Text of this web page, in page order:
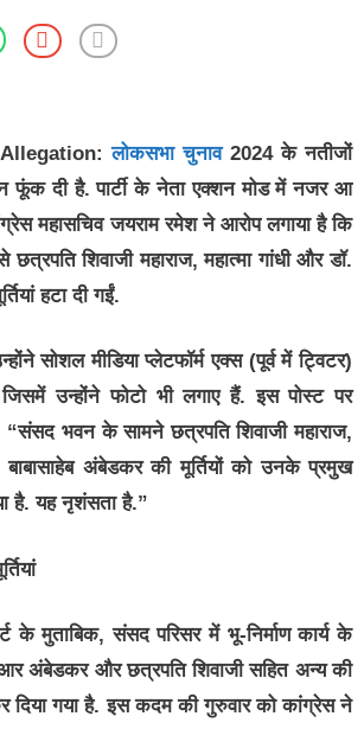
लोकसभा चुनाव2024 के नतीजों
फूंक दी है. पार्टी के नेता एक्शन मोड में नजर आ
महासचिव जयराम रमेश ने आरोप लगाया है कि
शिवाजी महाराज, महात्मा गांधी और डॉ.
हटा दी गईं.
सोशल मीडिया प्लेटफॉर्म एक्स (पूर्व में ट्विटर)
उन्होंने फोटो भी लगाए हैं. इस पोस्ट पर
भवन के सामने छत्रपति शिवाजी महाराज,
बाबासाहेब अंबेडकर की मूर्तियों को उनके प्रमुख
है. यह नृशंसता है.”
के मुताबिक, संसद परिसर में भू-निर्माण कार्य के
अंबेडकर और छत्रपति शिवाजी सहित अन्य की
दिया गया है. इस कदम की गुरुवार को कांग्रेस ने